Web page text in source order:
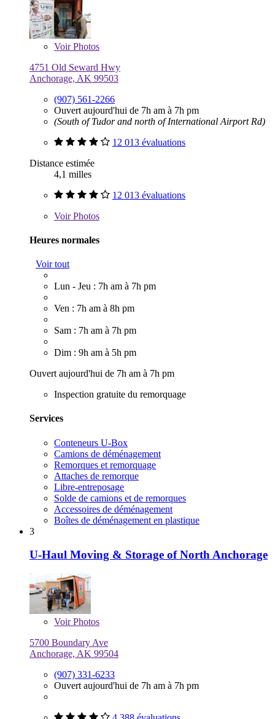
VoirPhotos
4751 Old Seward Hwy
Anchorage, AK 99503
(907) 561-2266
Ouvert aujourd'hui de 7h am à 7h pm
(South of Tudor and north of International Airport Rd)
12 013 évaluations
Distance estimée
4,1 milles
12 013 évaluations
VoirPhotos
Heures normales
Voir tout
Lun - Jeu : 7h am à 7h pm
Ven : 7h am à 8h pm
Sam : 7h am à 7h pm
Dim : 9h am à 5h pm
Ouvert aujourd'hui de 7h am à 7h pm
Inspection gratuite du remorquage
Services
Conteneurs U-Box
Camions de déménagement
Remorques et remorquage
Attaches de remorque
Libre-entreposage
Solde de camions et de remorques
Accessoires de déménagement
Boîtes de déménagement en plastique
3
U-Haul Moving & Storage of North Anchorage
VoirPhotos
5700 Boundary Ave
Anchorage, AK 99504
(907) 331-6233
Ouvert aujourd'hui de 7h am à 7h pm